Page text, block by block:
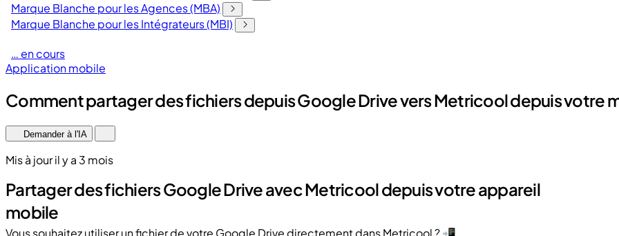
Marque Blanche pour les Agences (MBA)
Marque Blanche pour les Intégrateurs (MBI)
… en cours
Application mobile
Comment partager des fichiers depuis Google Drive vers Metricool depuis votre
Demander à l'IA
Mis à jour il y a 3 mois
Partager des fichiers Google Drive avec Metricool depuis votre appareil
mobile
Vous souhaitez utiliser un fichier de votre Google Drive directement dans Metricool ? 📲